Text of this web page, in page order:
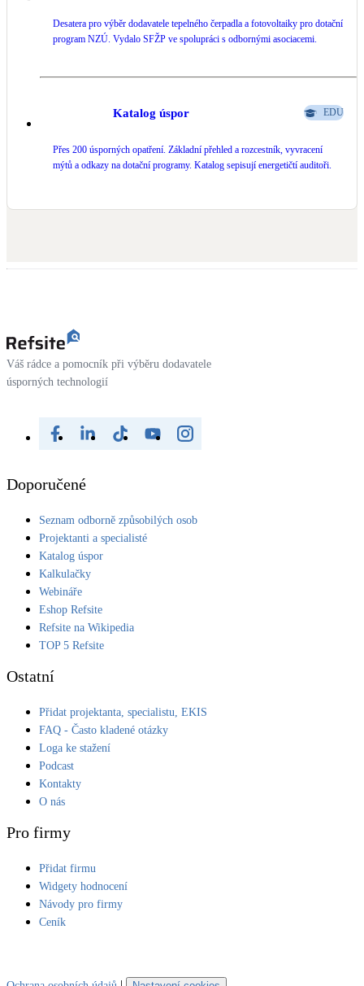
Desatera pro výběr dodavatele tepelného čerpadla a fotovoltaiky pro dotační
program NZÚ. Vydalo SFŽP ve spolupráci s odbornými asociacemi.
Katalog úspor EDU
Přes 200 úsporných opatření. Základní přehled a rozcestník, vyvracení
mýtů a odkazy na dotační programy. Katalog sepisují energetičtí auditoři.
Váš rádce a pomocník při výběru dodavatele
úsporných technologií
Doporučené
Seznam odborně způsobilých osob
Projektanti a specialisté
Katalog úspor
Kalkulačky
Webináře
Eshop Refsite
Refsite na Wikipedia
TOP 5 Refsite
Ostatní
Přidat projektanta, specialistu, EKIS
FAQ - Často kladené otázky
Loga ke stažení
Podcast
Kontakty
O nás
Pro firmy
Přidat firmu
Widgety hodnocení
Návody pro firmy
Ceník